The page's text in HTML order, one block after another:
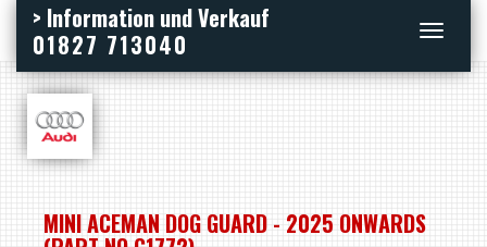
Toggle
> Information und Verkauf
01827 713040
MINI ACEMAN DOG GUARD - 2025 ONWARDS